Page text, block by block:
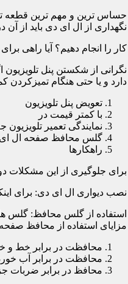
حساس ترین و مهم ترین قطعه
نگهداری از ال ای دی باید از آن
کار را انجام دهیم؟ آیا راهی
نگرانی از شکستن پنل
دارد و یا حتی هنگام تمیزکردن
تعویض پنل تلویزیون
با کمتر قیمت در
نمایندگی تعمیر تلویزیون
گلس محافظ صفحه ال
راهکارها
برای جلوگیری از این مشکلات
نصب دیواری ال ای دی: برای
استفاده از گلس محافظ: گلس
مزایای استفاده از محافظ صفحه
محافظت در برابر خط
محافظت در برابر آب
محافظ در برابر ضربات